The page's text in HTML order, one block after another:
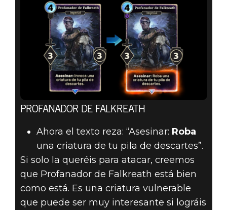
PROFANADOR DE FALKREATH
Ahora el texto reza: “Asesinar: Roba
una criatura de tu pila de descartes”.
Si solo la queréis para atacar, creemos
que Profanador de Falkreath está bien
como está. Es una criatura vulnerable
que puede ser muy interesante si lográis